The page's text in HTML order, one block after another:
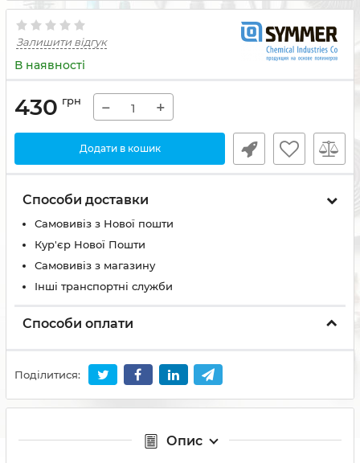
Залишити відгук
В наявності
430 грн − +
Додати в кошик
Способи доставки
Самовивіз з Нової пошти
Кур'єр Нової Пошти
Самовивіз з магазину
Інші транспортні служби
Способи оплати
Поділитися:
Опис